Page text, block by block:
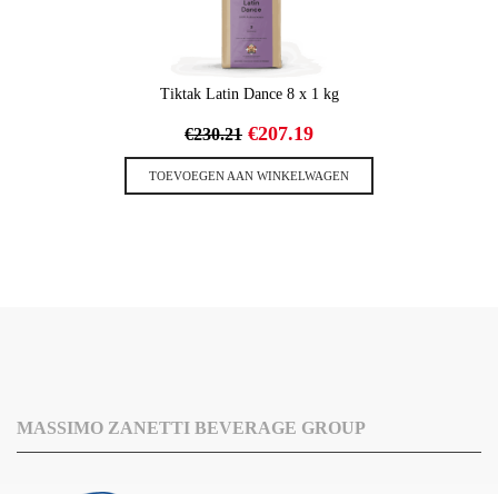
Tiktak Latin Dance 8 x 1 kg
€230.21 Oorspronkelijke
prijs
was:
€230.21.
€207.19Huidige
prijs
is:
€207.19.
TOEVOEGEN AAN WINKELWAGEN
MASSIMO ZANETTI BEVERAGE GROUP